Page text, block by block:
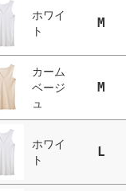
ホワイ
ト
M
カーム
ベージ
ュ
M
ホワイ
ト
L